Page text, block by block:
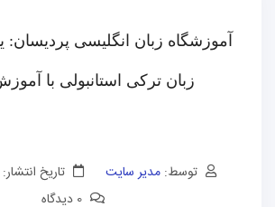
آموزشگاه زبان انگلیسی پردیسان:
زبان ترکی استانبولی با
توسط:مدیر سایت
تاریخ انتشار: